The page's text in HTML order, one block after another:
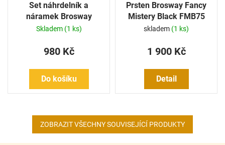
Set náhrdelník a
náramek Brosway
Chakra BHKLE01
Skladem (1 ks)
980 Kč
Do košíku
Prsten Brosway Fancy
Mistery Black FMB75
skladem (1 ks)
1 900 Kč
Detail
ZOBRAZIT VŠECHNY SOUVISEJÍCÍ PRODUKTY